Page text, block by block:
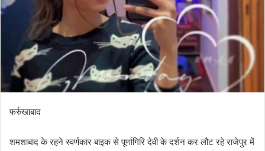
a
i
फर्रुखाबाद
शमशाबाद के रहने स्वर्णकार बाइक से पूर्णागिरि देवी के दर्शन कर लौट रहे राजेपुर में